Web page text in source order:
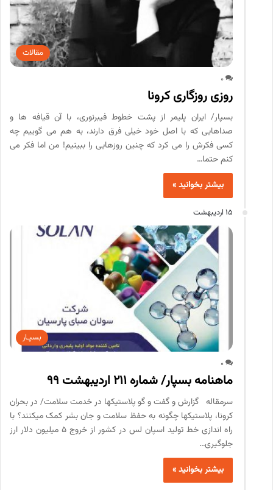
مقالات
0
روزی روزگاری کرونا
بسپار/ ایران پلیمر از پشت خطوط فیبرنوری، با آن قیافه ها و
صداهایی که با اصل خود خیلی فرق دارند، به هم می گوییم چه
کسی فکرش را می کرد که چنین روزهایی را ببینیم! من اما فکر می
کنم حتما…
بیشتر بخوانید »
15 اردیبهشت
بسپـار
0
ماهنامه بسپار/ شماره 211 اردیبهشت 99
سرمقاله گزارش و گفت و گو پلاستیک­ها در خدمت سلامت/ در بحران
کرونا، پلاستیک­ها چگونه به حفظ سلامت و جان بشر کمک می­کنند؟ با
راه اندازی خط تولید اسپان لس در کشور از خروج 5 میلیون دلار ارز
جلوگیری…
بیشتر بخوانید »